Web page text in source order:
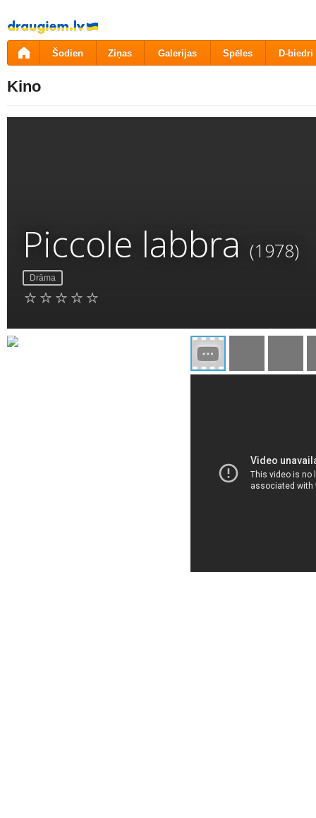
Pāriet
uz
saturu
Šodien Ziņas Galerijas Spēles D-biedri
Kino
Piccole labbra (1978)
Drāma